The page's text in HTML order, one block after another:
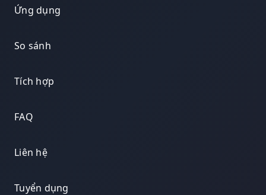
Ứng dụng
So sánh
Tích hợp
FAQ
Liên hệ
Tuyển dụng